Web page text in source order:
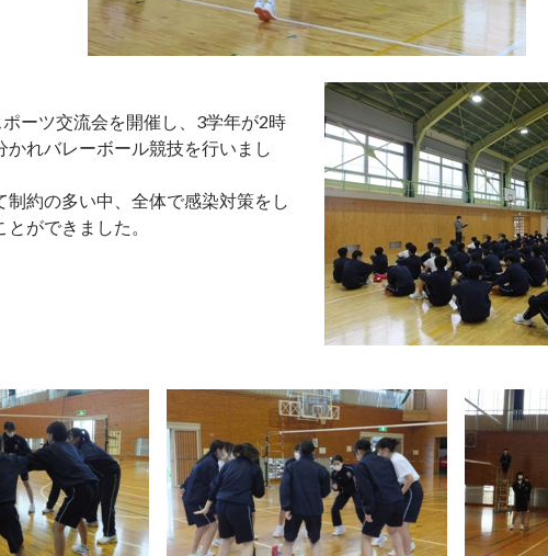
ーツ交流会を開催し、3学年が2時
かれバレーボール競技を行いまし
制約の多い中、全体で感染対策をし
ができました。